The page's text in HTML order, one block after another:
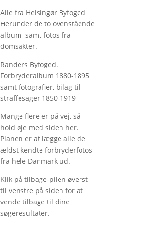
Alle fra Helsingør Byfoged
Herunder de to ovenstående
album samt fotos fra
domsakter.
Randers Byfoged,
Forbryderalbum 1880-1895
samt fotografier, bilag til
straffesager 1850-1919
Mange flere er på vej, så
hold øje med siden her.
Planen er at lægge alle de
ældst kendte forbryderfotos
fra hele Danmark ud.
Klik på tilbage-pilen øverst
til venstre på siden for at
vende tilbage til dine
søgeresultater.